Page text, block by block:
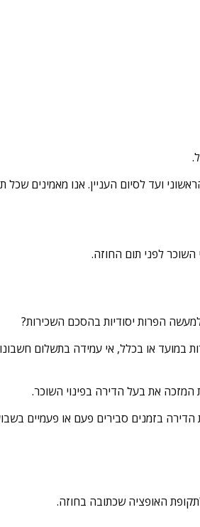
ועד לסיום העניין. אנו מאמינים שכל
לפני תום החוזה.
הפרות יסודיות בהסכם השכירות?
או בכלל, אי עמידה בתשלום
את בעל הדירה בפינוי השוכר.
בזמנים סבירים פעם או פעמיים
האופציה שכתובה בחוזה.